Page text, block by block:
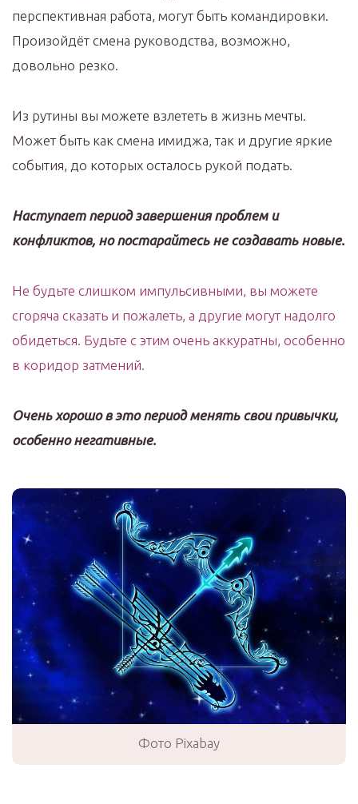
перспективная работа, могут быть командировки.
Произойдёт смена руководства, возможно,
довольно резко.
Из рутины вы можете взлететь в жизнь мечты.
Может быть как смена имиджа, так и другие яркие
события, до которых осталось рукой подать.
Наступает период завершения проблем и
конфликтов, но постарайтесь не создавать новые.
Не будьте слишком импульсивными, вы можете
сгоряча сказать и пожалеть, а другие могут надолго
обидеться. Будьте с этим очень аккуратны, особенно
в коридор затмений.
Очень хорошо в это период менять свои привычки,
особенно негативные.
Фото Pixabay